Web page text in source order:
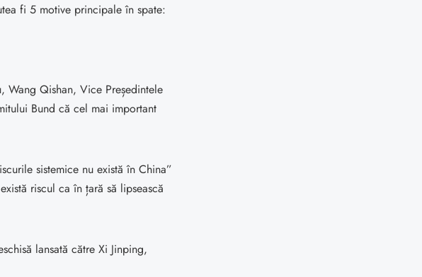
fi 5 motive principale în spate:
Wang Qishan, Vice Președintele
Bund că cel mai important
sistemice nu există în China”
riscul ca în țară să lipsească
lansată către Xi Jinping,